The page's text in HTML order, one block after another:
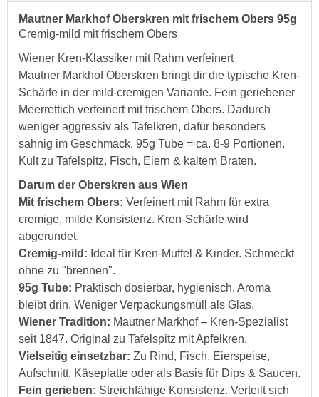
Mautner Markhof Oberskren mit frischem Obers 95g
Cremig-mild mit frischem Obers
Wiener Kren-Klassiker mit Rahm verfeinert
Mautner Markhof Oberskren bringt dir die typische Kren-
Schärfe in der mild-cremigen Variante. Fein geriebener
Meerrettich verfeinert mit frischem Obers. Dadurch
weniger aggressiv als Tafelkren, dafür besonders
sahnig im Geschmack. 95g Tube = ca. 8-9 Portionen.
Kult zu Tafelspitz, Fisch, Eiern & kaltem Braten.
Darum der Oberskren aus Wien
Mit frischem Obers: Verfeinert mit Rahm für extra
cremige, milde Konsistenz. Kren-Schärfe wird
abgerundet.
Cremig-mild: Ideal für Kren-Muffel & Kinder. Schmeckt
ohne zu "brennen".
95g Tube: Praktisch dosierbar, hygienisch, Aroma
bleibt drin. Weniger Verpackungsmüll als Glas.
Wiener Tradition: Mautner Markhof – Kren-Spezialist
seit 1847. Original zu Tafelspitz mit Apfelkren.
Vielseitig einsetzbar: Zu Rind, Fisch, Eierspeise,
Aufschnitt, Käseplatte oder als Basis für Dips & Saucen.
Fein gerieben: Streichfähige Konsistenz. Verteilt sich